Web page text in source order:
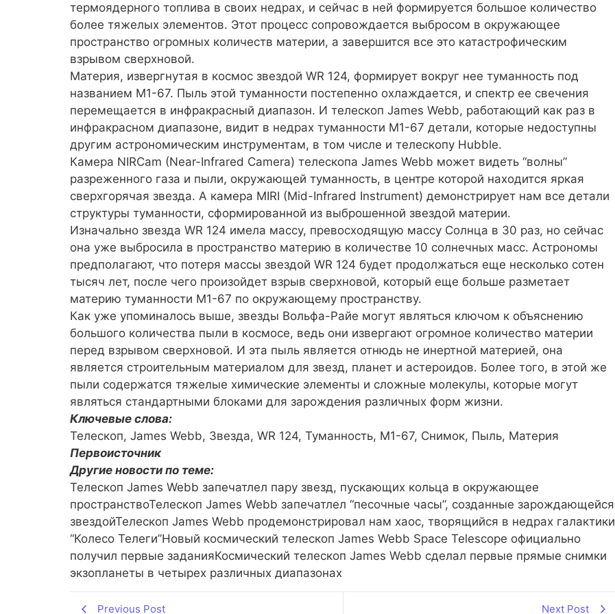
термоядерного топлива в своих недрах, и сейчас в ней формируется большое количество
более тяжелых элементов. Этот процесс сопровождается выбросом в окружающее
пространство огромных количеств материи, а завершится все это катастрофическим
взрывом сверхновой.
Материя, извергнутая в космос звездой WR 124, формирует вокруг нее туманность под
названием M1-67. Пыль этой туманности постепенно охлаждается, и спектр ее свечения
перемещается в инфракрасный диапазон. И телескоп James Webb, работающий как раз в
инфракрасном диапазоне, видит в недрах туманности M1-67 детали, которые недоступны
другим астрономическим инструментам, в том числе и телескопу Hubble.
Камера NIRCam (Near-Infrared Camera) телескопа James Webb может видеть “волны”
разреженного газа и пыли, окружающей туманность, в центре которой находится яркая
сверхгорячая звезда. А камера MIRI (Mid-Infrared Instrument) демонстрирует нам все детали
структуры туманности, сформированной из выброшенной звездой материи.
Изначально звезда WR 124 имела массу, превосходящую массу Солнца в 30 раз, но сейчас
она уже выбросила в пространство материю в количестве 10 солнечных масс. Астрономы
предполагают, что потеря массы звездой WR 124 будет продолжаться еще несколько сотен
тысяч лет, после чего произойдет взрыв сверхновой, который еще больше разметает
материю туманности M1-67 по окружающему пространству.
Как уже упоминалось выше, звезды Вольфа-Райе могут являться ключом к объяснению
большого количества пыли в космосе, ведь они извергают огромное количество материи
перед взрывом сверхновой. И эта пыль является отнюдь не инертной материей, она
является строительным материалом для звезд, планет и астероидов. Более того, в этой же
пыли содержатся тяжелые химические элементы и сложные молекулы, которые могут
являться стандартными блоками для зарождения различных форм жизни.
Ключевые слова:
Телескоп, James Webb, Звезда, WR 124, Туманность, M1-67, Снимок, Пыль, Материя
Первоисточник
Другие новости по теме:
Телескоп James Webb запечатлел пару звезд, пускающих кольца в окружающее
пространствоТелескоп James Webb запечатлел “песочные часы”, созданные зарождающейся
звездойТелескоп James Webb продемонстрировал нам хаос, творящийся в недрах галактики
“Колесо Телеги”Новый космический телескоп James Webb Space Telescope официально
получил первые заданияКосмический телескоп James Webb сделал первые прямые снимки
экзопланеты в четырех различных диапазонах
Previous Post Next Post